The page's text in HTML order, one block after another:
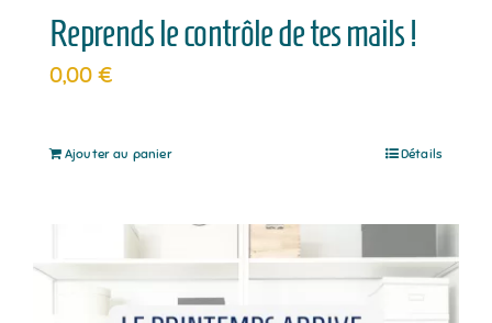
Reprends le contrôle de tes mails !
0,00 €
Ajouter au panier Détails